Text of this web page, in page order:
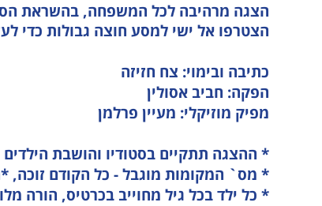
הצגה מרהיבה לכל המשפחה, בהשראת
הצטרפו אל ישי למסע חוצה גבולות כדי
כתיבה ובימוי: צח חזיזה
הפקה: חביב אסולין
מפיק מוזיקלי: מעיין פרלמן
* ההצגה תתקיים בסטודיו והושבת
* מס` המקומות מוגבל - כל הקודם
* כל ילד בכל גיל מחוייב בכרטיס, הורה